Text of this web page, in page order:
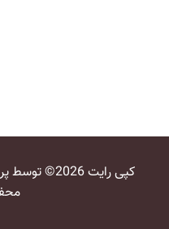
کپی رایت